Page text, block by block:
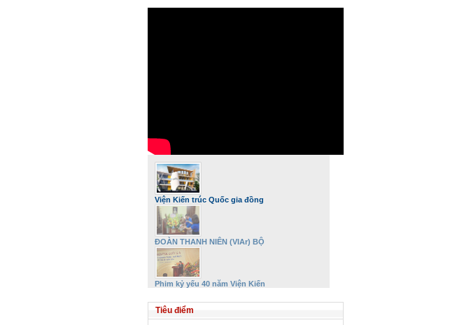
Viện Kiến trúc Quốc gia đồng
hành và phát triển
ĐOÀN THANH NIÊN (VIAr) BỘ
XÂY DỰNG DÂNG HƯƠNG VÀ TRI
ÂN ĐẠI TƯỚNG VÕ NGUYÊN
GIÁP NHÂN DỊP 27/7
Phim kỷ yếu 40 năm Viện Kiến
Tiêu điểm